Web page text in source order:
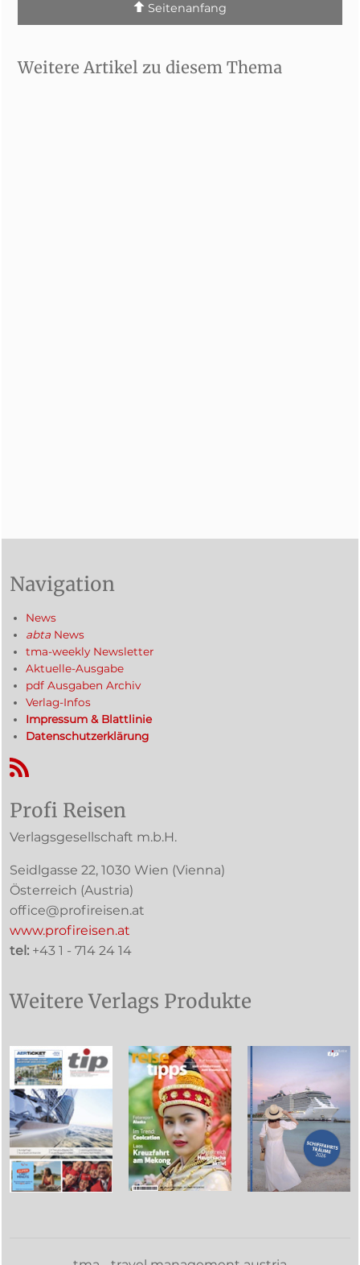
Seitenanfang
Weitere Artikel zu diesem Thema
Navigation
News
abta News
tma-weekly Newsletter
Aktuelle-Ausgabe
pdf Ausgaben Archiv
Verlag-Infos
Impressum & Blattlinie
Datenschutzerklärung
RSS-Feed
Profi Reisen
Verlagsgesellschaft m.b.H.
Seidlgasse 22, 1030 Wien (Vienna)
Österreich (Austria)
office@profireisen.at
www.profireisen.at
tel: +43 1 - 714 24 14
Weitere Verlags Produkte